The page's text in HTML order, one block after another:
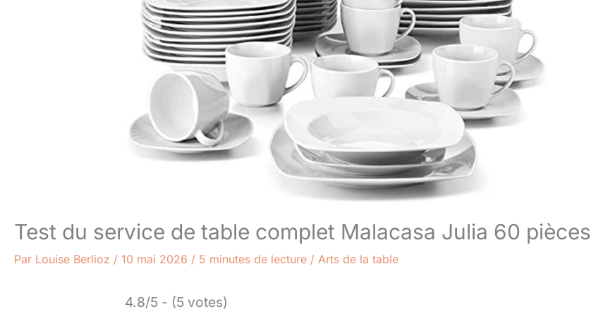
Test du service de table complet Malacasa Julia 60 pièces
Par Louise Berlioz / 10 mai 2026 / 5 minutes de lecture / Arts de la table
4.8/5 - (5 votes)